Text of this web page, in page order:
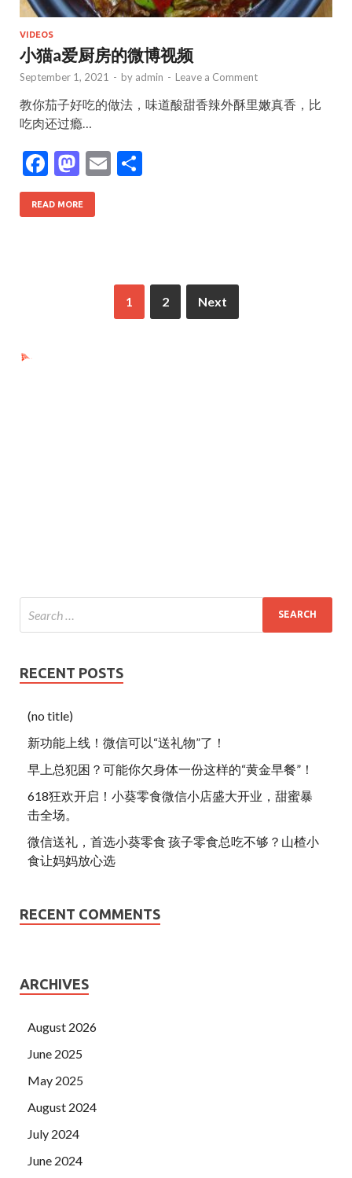
VIDEOS
小猫a爱厨房的微博视频
September 1, 2021 - by admin - Leave a Comment
教你茄子好吃的做法，味道酸甜香辣外酥里嫩真香，比
吃肉还过瘾…
F
ac
e
M
as
to
E
READ MORE
1 2 Next
RECENT POSTS
(no title)
新功能上线！微信可以“送礼物”了！
早上总犯困？可能你欠身体一份这样的“黄金早餐”！
618狂欢开启！小葵零食微信小店盛大开业，甜蜜暴
击全场。
微信送礼，首选小葵零食 孩子零食总吃不够？山楂小
食让妈妈放心选
RECENT COMMENTS
ARCHIVES
August 2026
June 2025
May 2025
August 2024
July 2024
June 2024